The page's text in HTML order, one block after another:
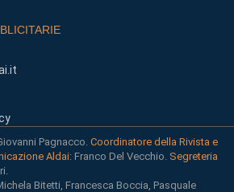
Pagnacco. Coordinatore della Rivista e
Aldai: Franco Del Vecchio. Segreteria
Bitetti, Francesca Boccia, Pasquale